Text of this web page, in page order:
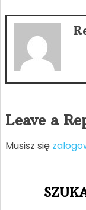
Leave a
Musisz się